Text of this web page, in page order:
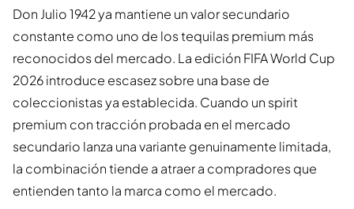
Don Julio 1942 ya mantiene un valor secundario
constante como uno de los tequilas premium más
reconocidos del mercado. La edición FIFA World Cup
2026 introduce escasez sobre una base de
coleccionistas ya establecida. Cuando un spirit
premium con tracción probada en el mercado
secundario lanza una variante genuinamente limitada,
la combinación tiende a atraer a compradores que
entienden tanto la marca como el mercado.